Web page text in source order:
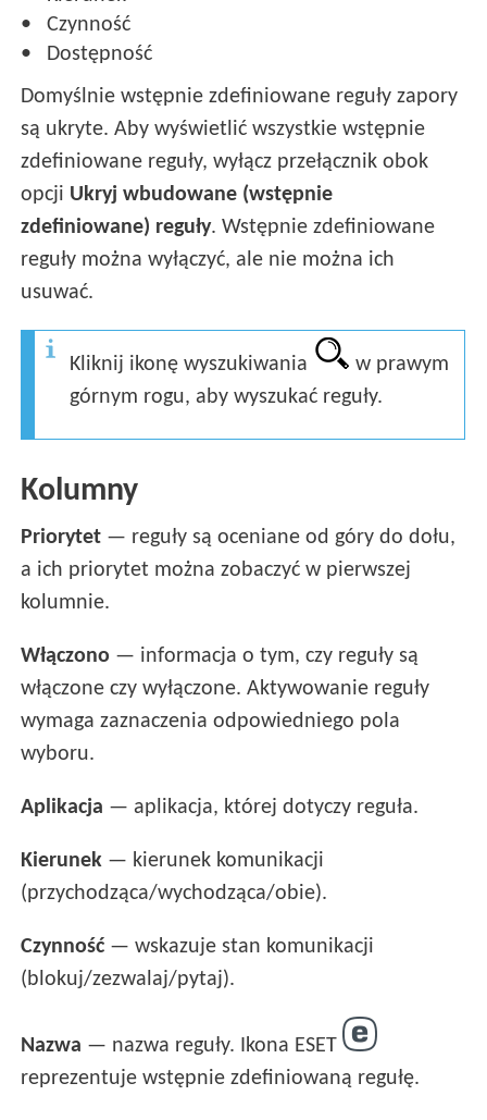
Czynność
Dostępność
Domyślnie wstępnie zdefiniowane reguły zapory
są ukryte. Aby wyświetlić wszystkie wstępnie
zdefiniowane reguły, wyłącz przełącznik obok
opcji Ukryj wbudowane (wstępnie
zdefiniowane) reguły. Wstępnie zdefiniowane
reguły można wyłączyć, ale nie można ich
usuwać.
Kliknij ikonę wyszukiwania
w prawym
górnym rogu, aby wyszukać reguły.
Kolumny
Priorytet — reguły są oceniane od góry do dołu,
a ich priorytet można zobaczyć w pierwszej
kolumnie.
Włączono — informacja o tym, czy reguły są
włączone czy wyłączone. Aktywowanie reguły
wymaga zaznaczenia odpowiedniego pola
wyboru.
Aplikacja — aplikacja, której dotyczy reguła.
Kierunek — kierunek komunikacji
(przychodząca/wychodząca/obie).
Czynność — wskazuje stan komunikacji
(blokuj/zezwalaj/pytaj).
Nazwa — nazwa reguły. Ikona ESET
reprezentuje wstępnie zdefiniowaną regułę.